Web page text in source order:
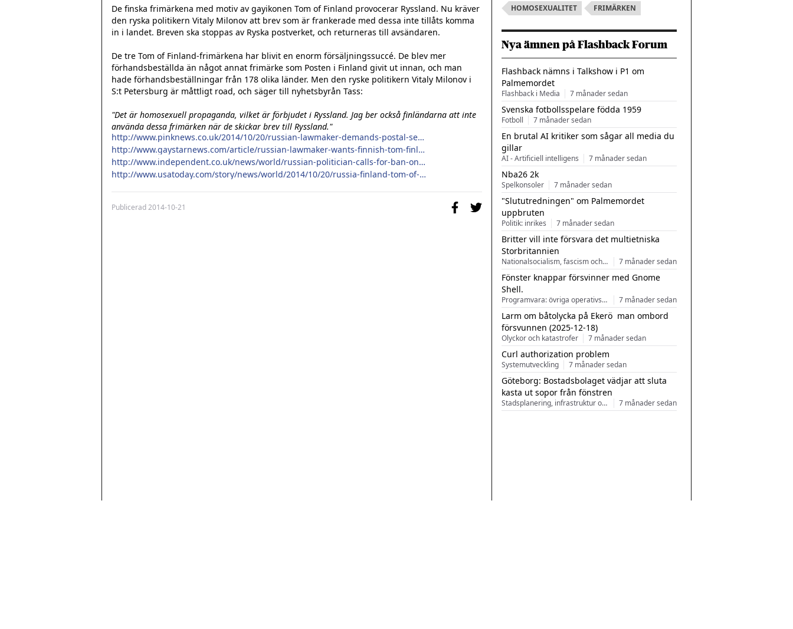
De finska frimärkena med motiv av gayikonen Tom of Finland provocerar Ryssland. Nu kräver
den ryska politikern Vitaly Milonov att brev som är frankerade med dessa inte tillåts komma
in i landet. Breven ska stoppas av Ryska postverket, och returneras till avsändaren.
De tre Tom of Finland-frimärkena har blivit en enorm försäljningssuccé. De blev mer
förhandsbeställda än något annat frimärke som Posten i Finland givit ut innan, och man
hade förhandsbeställningar från 178 olika länder. Men den ryske politikern Vitaly Milonov i
S:t Petersburg är måttligt road, och säger till nyhetsbyrån Tass:
"Det är homosexuell propaganda, vilket är förbjudet i Ryssland. Jag ber också finländarna att inte
använda dessa frimärken när de skickar brev till Ryssland."
http://www.pinknews.co.uk/2014/10/20/russian-lawmaker-demands-postal-service-to-refuse-finnish-tom-of-finland-stamps/
http://www.gaystarnews.com/article/russian-lawmaker-wants-finnish-tom-finland-stamps-banned-‘gay-propaganda’201014
http://www.independent.co.uk/news/world/russian-politician-calls-for-ban-on-gay-propaganda-stamps-depicting-finnish-erotic-artist-tom-of-finland-9806350.html
http://www.usatoday.com/story/news/world/2014/10/20/russia-finland-tom-of-finland-gay-stamps/17605843/
Publicerad2014-10-21
HOMOSEXUALITET
FRIMÄRKEN
Nya ämnen på Flashback Forum
Flashback nämns i Talkshow i P1 om
Palmemordet
Flashback i Media 7 månader sedan
Svenska fotbollsspelare födda 1959
Fotboll 7 månader sedan
En brutal AI kritiker som sågar all media du
gillar
AI - Artificiell intelligens 7 månader sedan
Nba26 2k
Spelkonsoler 7 månader sedan
"Slututredningen" om Palmemordet
uppbruten
Politik: inrikes 7 månader sedan
Britter vill inte försvara det multietniska
Storbritannien
Nationalsocialism, fascism och nationalism 7 månader sedan
Fönster knappar försvinner med Gnome
Shell.
Programvara: övriga operativsystem 7 månader sedan
Larm om båtolycka på Ekerö  man ombord
försvunnen (2025-12-18)
Olyckor och katastrofer 7 månader sedan
Curl authorization problem
Systemutveckling 7 månader sedan
Göteborg: Bostadsbolaget vädjar att sluta
kasta ut sopor från fönstren
Stadsplanering, infrastruktur och arkitektur 7 månader sedan